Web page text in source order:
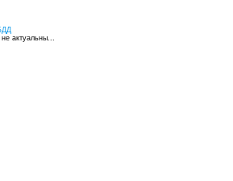
актуальны...